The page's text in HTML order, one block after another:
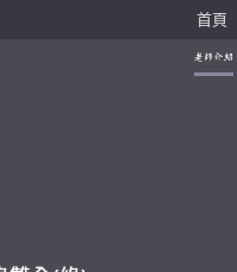
首頁